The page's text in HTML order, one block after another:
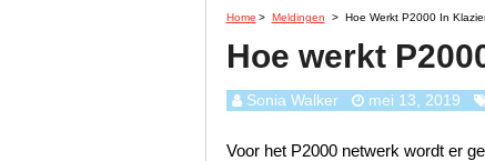
Home > Meldingen > Hoe Werkt P2000 In
Hoe werkt
Sonia Walker mei 13, 2019
Voor het P2000 netwerk wordt er